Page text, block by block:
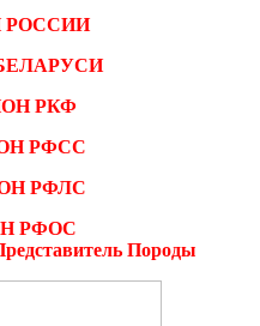
РКФ
РФСС
РФЛС
РФОС
Породы